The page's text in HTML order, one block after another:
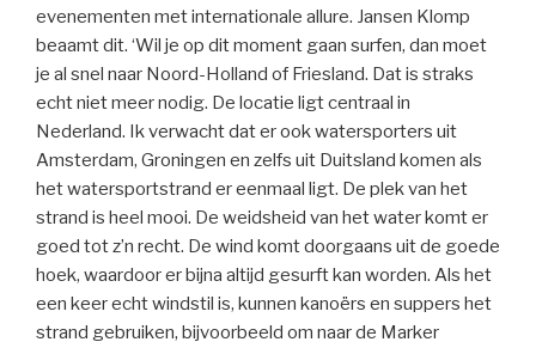
evenementen met internationale allure. Jansen Klomp
beaamt dit. ‘Wil je op dit moment gaan surfen, dan moet
je al snel naar Noord-Holland of Friesland. Dat is straks
echt niet meer nodig. De locatie ligt centraal in
Nederland. Ik verwacht dat er ook watersporters uit
Amsterdam, Groningen en zelfs uit Duitsland komen als
het watersportstrand er eenmaal ligt. De plek van het
strand is heel mooi. De weidsheid van het water komt er
goed tot z’n recht. De wind komt doorgaans uit de goede
hoek, waardoor er bijna altijd gesurft kan worden. Als het
een keer echt windstil is, kunnen kanoërs en suppers het
strand gebruiken, bijvoorbeeld om naar de Marker